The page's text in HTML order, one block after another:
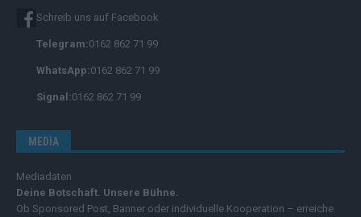
Schreib uns auf Facebook
Telegram:0162 862 71 99
WhatsApp:0162 862 71 99
Signal:0162 862 71 99
MEDIA
Mediadaten
Deine Botschaft. Unsere Bühne.
Ob Sponsored Post, Banner oder individuelle Kooperation – erreiche